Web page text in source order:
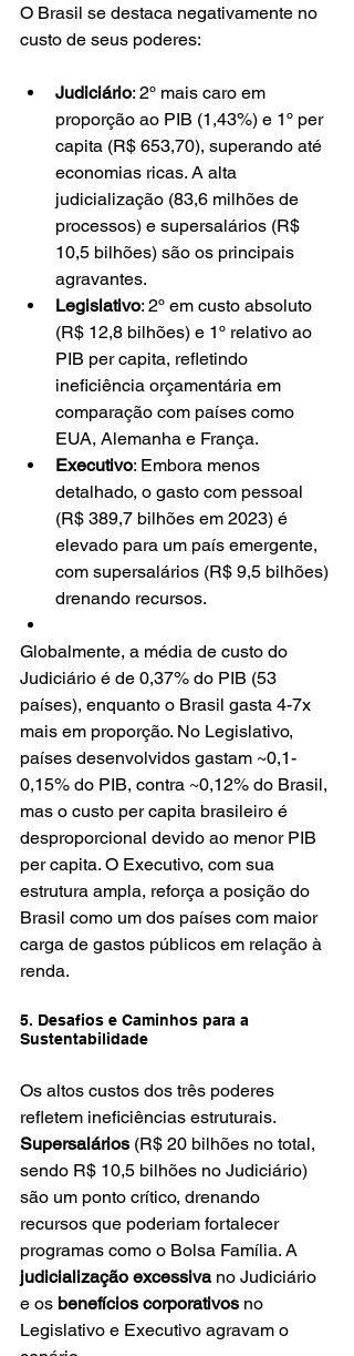
O Brasil se destaca negativamente no
custo de seus poderes:
Judiciário: 2º mais caro em
proporção ao PIB (1,43%) e 1º per
capita (R$ 653,70), superando até
economias ricas. A alta
judicialização (83,6 milhões de
processos) e supersalários (R$
10,5 bilhões) são os principais
agravantes.
Legislativo: 2º em custo absoluto
(R$ 12,8 bilhões) e 1º relativo ao
PIB per capita, refletindo
ineficiência orçamentária em
comparação com países como
EUA, Alemanha e França.
Executivo: Embora menos
detalhado, o gasto com pessoal
(R$ 389,7 bilhões em 2023) é
elevado para um país emergente,
com supersalários (R$ 9,5 bilhões)
drenando recursos.
Globalmente, a média de custo do
Judiciário é de 0,37% do PIB (53
países), enquanto o Brasil gasta 4-7x
mais em proporção. No Legislativo,
países desenvolvidos gastam ~0,1-
0,15% do PIB, contra ~0,12% do Brasil,
mas o custo per capita brasileiro é
desproporcional devido ao menor PIB
per capita. O Executivo, com sua
estrutura ampla, reforça a posição do
Brasil como um dos países com maior
carga de gastos públicos em relação à
renda.
5. Desafios e Caminhos para a
Sustentabilidade
Os altos custos dos três poderes
refletem ineficiências estruturais.
Supersalários (R$ 20 bilhões no total,
sendo R$ 10,5 bilhões no Judiciário)
são um ponto crítico, drenando
recursos que poderiam fortalecer
programas como o Bolsa Família. A
judicialização excessiva no Judiciário
e os benefícios corporativos no
Legislativo e Executivo agravam o